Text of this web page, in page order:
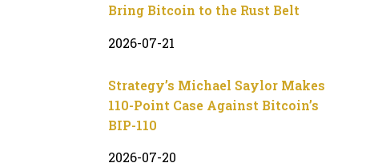
Bring Bitcoin to the Rust Belt
2026-07-21
Strategy’s Michael Saylor Makes
110-Point Case Against Bitcoin’s
BIP-110
2026-07-20